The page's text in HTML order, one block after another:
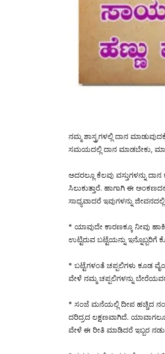
ನಮ್ಮ ಶಾಸ್ತ್ರಗಳಲ್ಲಿ ದಾನ
ಸಮಯದಲ್ಲಿ ದಾನ ಮಾಡಬೇಕು,
ಅದರಲ್ಲೂ ಕೆಲವು ವಸ್ತುಗಳನ್ನು
ಸಿಲುಕುತ್ತಾರೆ. ಹಾಗಾಗಿ ಈ
ಸಾಧ್ಯವಾದರೆ ಇವುಗಳನ್ನು
* ಯಾವುದೇ ಕಾರಣಕ್ಕೂ ನೀವು
ಉಟ್ಟಿರುವ ಬಟ್ಟೆಯನ್ನು ಇನ್ನೊಬ್ಬರಿಗೆ
* ಬಟ್ಟೆಗಳಂತೆ ಚಪ್ಪಲಿಗಳು ಕೂಡ
ವೇಳೆ ನಮ್ಮ ಚಪ್ಪಲಿಗಳನ್ನು
* ಸಂಜೆ ಮನೆಯಲ್ಲಿ ದೀಪ ಹಚ್ಚಿದ
ದರಿದ್ರದ ಲಕ್ಷಣವಾಗಿದೆ.
ವೇಳೆ ಈ ರೀತಿ ಮಾಡಿದರೆ ಇಬ್ಬರ